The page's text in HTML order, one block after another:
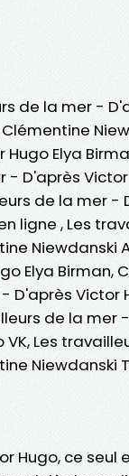
de la mer -
Elya
- D'après
de la mer -
ligne , Les
Niewdanski
Elya Birman,
D'après Victor
de la mer
VK, Les
Hugo, ce seul